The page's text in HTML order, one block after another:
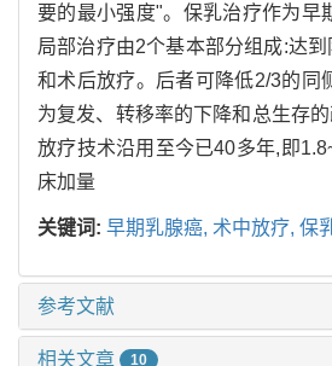
要的最小强度"。保乳治疗作为早
局部治疗由2个基本部分组成:达
和术后放疗。后者可降低2/3的同
为复发、转移率的下降和总生存
放疗技术沿用至今已40多年,即
床加量
关键词: 早期乳腺癌, 术中放疗, 保
参考文献
相关文章 10